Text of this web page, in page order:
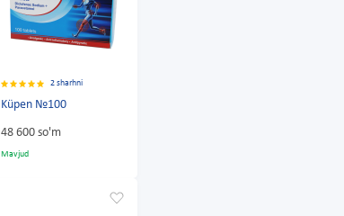
2 sharhni
Küpen №100
48 600 so'm
Mavjud